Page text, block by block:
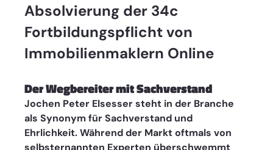
Absolvierung der 34c
Fortbildungspflicht von
Immobilienmaklern Online
Der Wegbereiter mit Sachverstand
Jochen Peter Elsesser steht in der Branche
als Synonym für Sachverstand und
Ehrlichkeit. Während der Markt oftmals von
selbsternannten Experten überschwemmt